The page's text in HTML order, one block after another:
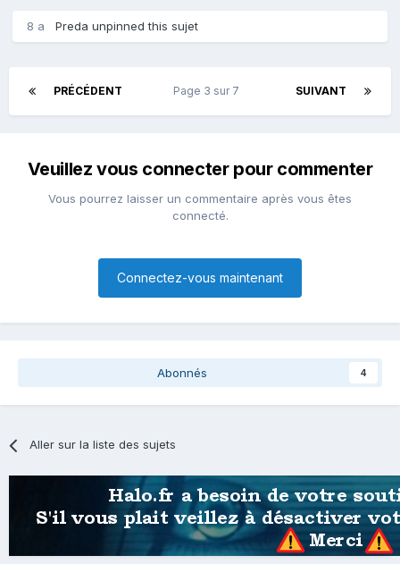
8 a Preda unpinned this sujet
PRÉCÉDENT SUIVANT
Page 3 sur 7
Veuillez vous connecter pour commenter
Vous pourrez laisser un commentaire après vous êtes
connecté.
Connectez-vous maintenant
Abonnés 4
Aller sur la liste des sujets